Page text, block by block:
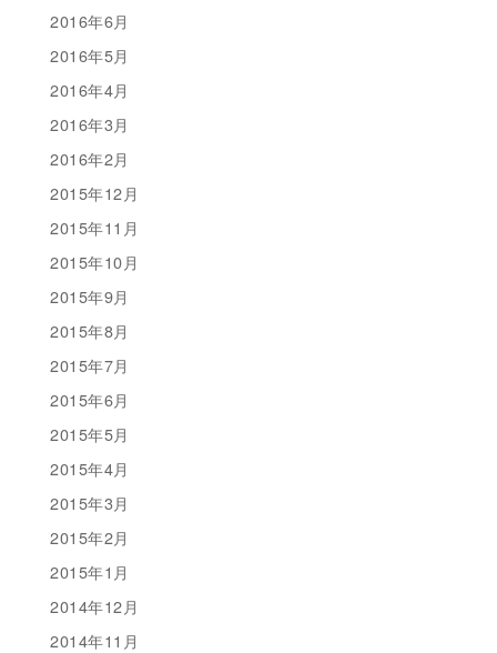
2016年6月
2016年5月
2016年4月
2016年3月
2016年2月
2015年12月
2015年11月
2015年10月
2015年9月
2015年8月
2015年7月
2015年6月
2015年5月
2015年4月
2015年3月
2015年2月
2015年1月
2014年12月
2014年11月